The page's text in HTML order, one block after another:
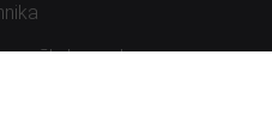
spēļu konsoles